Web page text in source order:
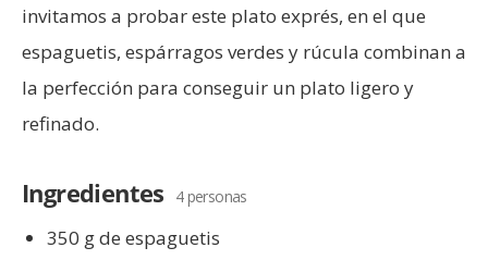
invitamos a probar este plato exprés, en el que
espaguetis, espárragos verdes y rúcula combinan a
la perfección para conseguir un plato ligero y
refinado.
Ingredientes 4 personas
350 g de espaguetis